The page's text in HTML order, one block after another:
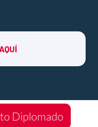
Diplomado